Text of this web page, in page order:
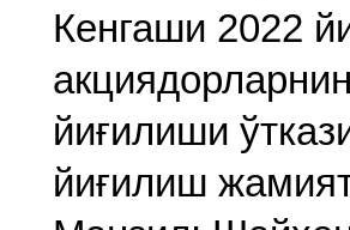
Кенгаши 2022
йиғилиши
йиғилиш